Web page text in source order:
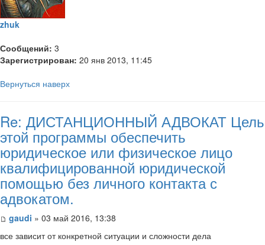
zhuk
Сообщений: 3
Зарегистрирован: 20 янв 2013, 11:45
Вернуться наверх
Re: ДИСТАНЦИОННЫЙ АДВОКАТ Цель
этой программы обеспечить
юридическое или физическое лицо
квалифицированной юридической
помощью без личного контакта с
адвокатом.
gaudi » 03 май 2016, 13:38
все зависит от конкретной ситуации и сложности дела